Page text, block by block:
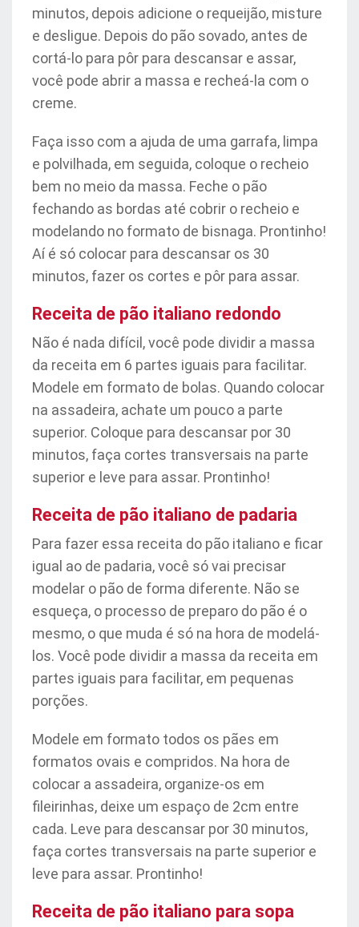
minutos, depois adicione o requeijão, misture
e desligue. Depois do pão sovado, antes de
cortá-lo para pôr para descansar e assar,
você pode abrir a massa e recheá-la com o
creme.
Faça isso com a ajuda de uma garrafa, limpa
e polvilhada, em seguida, coloque o recheio
bem no meio da massa. Feche o pão
fechando as bordas até cobrir o recheio e
modelando no formato de bisnaga. Prontinho!
Aí é só colocar para descansar os 30
minutos, fazer os cortes e pôr para assar.
Receita de pão italiano redondo
Não é nada difícil, você pode dividir a massa
da receita em 6 partes iguais para facilitar.
Modele em formato de bolas. Quando colocar
na assadeira, achate um pouco a parte
superior. Coloque para descansar por 30
minutos, faça cortes transversais na parte
superior e leve para assar. Prontinho!
Receita de pão italiano de padaria
Para fazer essa receita do pão italiano e ficar
igual ao de padaria, você só vai precisar
modelar o pão de forma diferente. Não se
esqueça, o processo de preparo do pão é o
mesmo, o que muda é só na hora de modelá-
los. Você pode dividir a massa da receita em
partes iguais para facilitar, em pequenas
porções.
Modele em formato todos os pães em
formatos ovais e compridos. Na hora de
colocar a assadeira, organize-os em
fileirinhas, deixe um espaço de 2cm entre
cada. Leve para descansar por 30 minutos,
faça cortes transversais na parte superior e
leve para assar. Prontinho!
Receita de pão italiano para sopa